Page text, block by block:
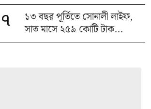
৭
১৩ বছর পূর্তিতে সোনালী লাইফ,
সাত মাসে ২৫৯ কোটি টাক...